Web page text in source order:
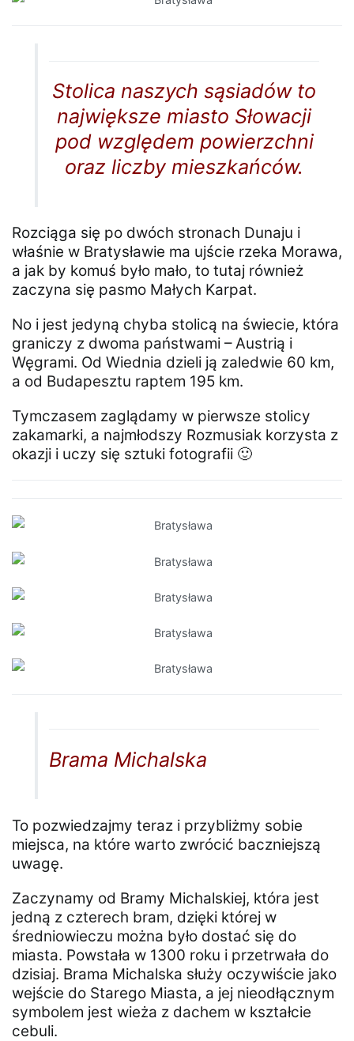
Stolica naszych sąsiadów to
największe miasto Słowacji
pod względem powierzchni
oraz liczby mieszkańców.
Rozciąga się po dwóch stronach Dunaju i
właśnie w Bratysławie ma ujście rzeka Morawa,
a jak by komuś było mało, to tutaj również
zaczyna się pasmo Małych Karpat.
No i jest jedyną chyba stolicą na świecie, która
graniczy z dwoma państwami – Austrią i
Węgrami. Od Wiednia dzieli ją zaledwie 60 km,
a od Budapesztu raptem 195 km.
Tymczasem zaglądamy w pierwsze stolicy
zakamarki, a najmłodszy Rozmusiak korzysta z
okazji i uczy się sztuki fotografii 🙂
Brama Michalska
To pozwiedzajmy teraz i przybliżmy sobie
miejsca, na które warto zwrócić baczniejszą
uwagę.
Zaczynamy od Bramy Michalskiej, która jest
jedną z czterech bram, dzięki której w
średniowieczu można było dostać się do
miasta. Powstała w 1300 roku i przetrwała do
dzisiaj. Brama Michalska służy oczywiście jako
wejście do Starego Miasta, a jej nieodłącznym
symbolem jest wieża z dachem w kształcie
cebuli.